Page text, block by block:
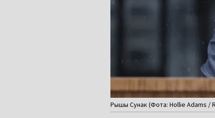
Рышы Сунак (Фота: Hollie Adams /